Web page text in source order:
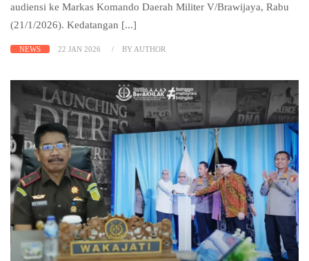
audiensi ke Markas Komando Daerah Militer V/Brawijaya, Rabu
(21/1/2026). Kedatangan [...]
NEWS 22 JAN 2026 BY AUTHOR